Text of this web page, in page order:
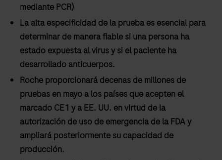
mediante PCR)
La alta especificidad de la prueba es esencial para
determinar de manera fiable si una persona ha
estado expuesta al virus y si el paciente ha
desarrollado anticuerpos.
Roche proporcionará decenas de millones de
pruebas en mayo a los países que acepten el
marcado CE1 y a EE. UU. en virtud de la
autorización de uso de emergencia de la FDA y
ampliará posteriormente su capacidad de
producción.